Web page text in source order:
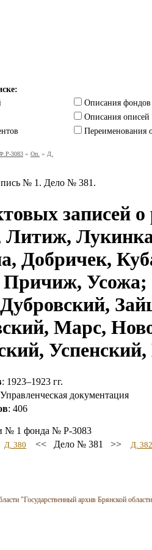
Описания фондов
Описания описей
Переименования
3083 » Оп. » Д.
№ 1. Дело № 381.
записей
Литиж,
Добричек,
Усожа;
Марс,
: 1923–1923 гг.
документация
: 406
№ 1 фонда № Р-3083
Д. 380 << Дело № 381 >> Д. 382
"Государственный архив Брянской